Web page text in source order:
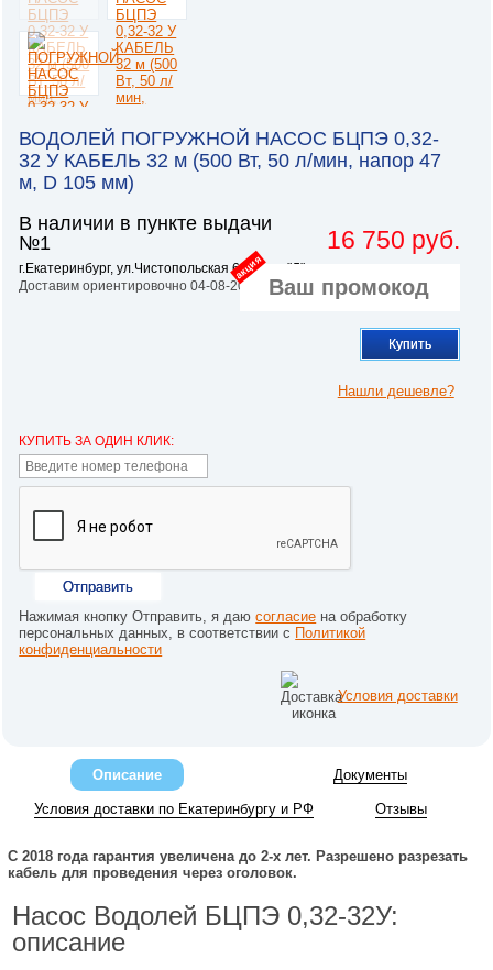
ВОДОЛЕЙ ПОГРУЖНОЙ НАСОС БЦПЭ 0,32-
32 У КАБЕЛЬ 32 м (500 Вт, 50 л/мин, напор 47
м, D 105 мм)
В наличии в пункте выдачи
№1
г.Екатеринбург, ул.Чистопольская 6, литер "Л"
Доставим ориентировочно 04-08-2026
16 750 руб.
акция
Купить
Нашли дешевле?
КУПИТЬ ЗА ОДИН КЛИК:
Отправить
Нажимая кнопку Отправить, я даюсогласие на обработку
персональных данных, в соответствии с Политикой
конфиденциальности
Условия доставки
Описание Документы
Условия доставки по Екатеринбургу и РФ Отзывы
С 2018 года гарантия увеличена до 2-х лет. Разрешено разрезать
кабель для проведения через оголовок.
Насос Водолей БЦПЭ 0,32-32У:
описание